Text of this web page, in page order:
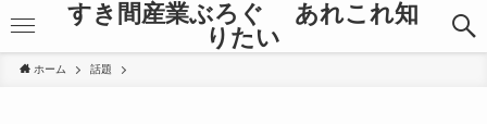
すき間産業ぶろぐ あれこれ知
りたい
ホーム 話題